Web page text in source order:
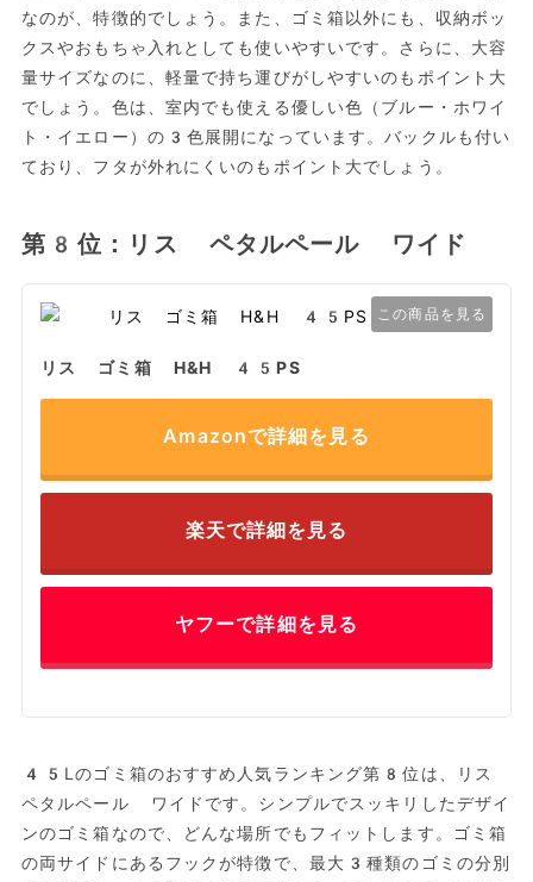
なのが、特徴的でしょう。また、ゴミ箱以外にも、収納ボッ
クスやおもちゃ入れとしても使いやすいです。さらに、大容
量サイズなのに、軽量で持ち運びがしやすいのもポイント大
でしょう。色は、室内でも使える優しい色（ブルー・ホワイ
ト・イエロー）の3色展開になっています。バックルも付い
ており、フタが外れにくいのもポイント大でしょう。
第8位：リス ペタルペール ワイド
この商品を見る
リス ゴミ箱 H&H 45PS
Amazonで詳細を見る
楽天で詳細を見る
ヤフーで詳細を見る
45Lのゴミ箱のおすすめ人気ランキング第8位は、リス
ペタルペール ワイドです。シンプルでスッキリしたデザイ
ンのゴミ箱なので、どんな場所でもフィットします。ゴミ箱
の両サイドにあるフックが特徴で、最大3種類のゴミの分別